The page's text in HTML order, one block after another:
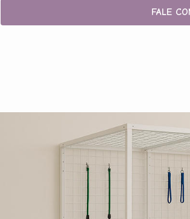
FALE